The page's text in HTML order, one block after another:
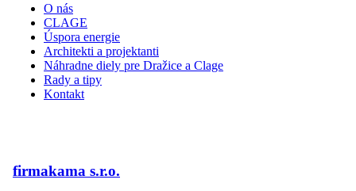
O nás
CLAGE
Úspora energie
Architekti a projektanti
Náhradne diely pre Dražice a Clage
Rady a tipy
Kontakt
firmakama s.r.o.